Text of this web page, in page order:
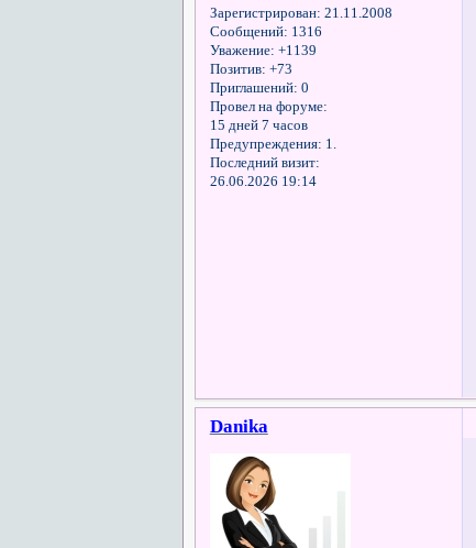
Зарегистрирован: 21.11.2008
Сообщений: 1316
Уважение: +1139
Позитив: +73
Приглашений: 0
Провел на форуме:
15 дней 7 часов
Предупреждения: 1.
Последний визит:
26.06.2026 19:14
Danika